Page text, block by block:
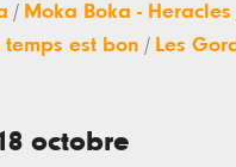
/ Moka Boka - Heracles
temps est bon / Les
octobre